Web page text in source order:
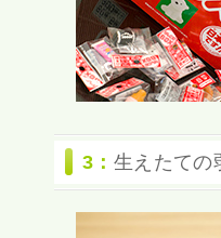
3： 生えたての